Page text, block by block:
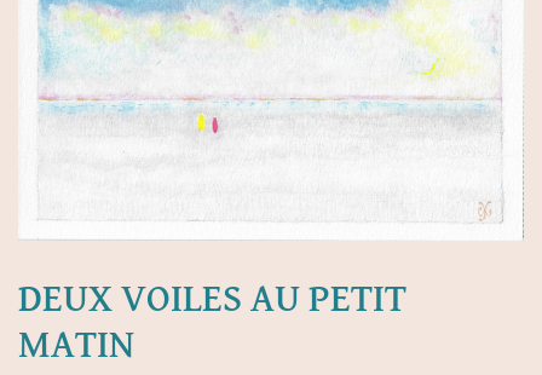
DEUX VOILES AU PETIT
MATIN